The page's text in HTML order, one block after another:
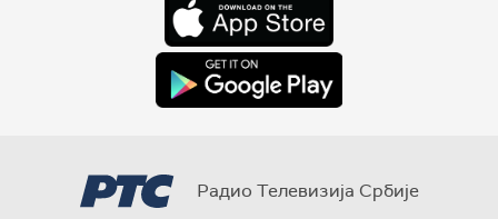
Радио Телевизија Србије